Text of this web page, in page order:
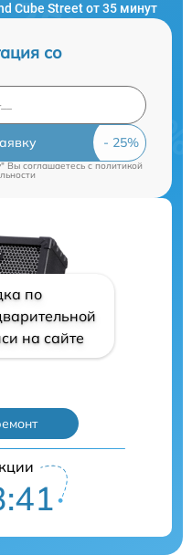
Cube Street от 35 минут
со
Вы соглашаетесь cполитикой
по
на сайте